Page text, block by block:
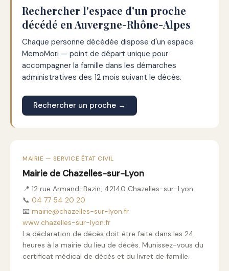
Rechercher l'espace d'un proche
décédé en Auvergne-Rhône-Alpes
Chaque personne décédée dispose d'un espace
MemoMori — point de départ unique pour
accompagner la famille dans les démarches
administratives des 12 mois suivant le décès.
Rechercher un proche →
MAIRIE — SERVICE ÉTAT CIVIL
Mairie de Chazelles-sur-Lyon
📍 12 rue Armand-Bazin, 42140 Chazelles-sur-Lyon
📞 04 77 54 20 20
📧 mairie@chazelles-sur-lyon.fr
www.chazelles-sur-lyon.fr
La déclaration de décès doit être faite dans les 24
heures à la mairie du lieu de décès. Munissez-vous du
certificat médical de décès et du livret de famille.